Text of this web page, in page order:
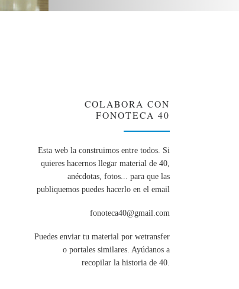
COLABORA CON
FONOTECA 40
Esta web la construimos entre todos. Si
quieres hacernos llegar material de 40,
anécdotas, fotos... para que las
publiquemos puedes hacerlo en el email
fonoteca40@gmail.com
Puedes enviar tu material por wetransfer
o portales similares. Ayúdanos a
recopilar la historia de 40.